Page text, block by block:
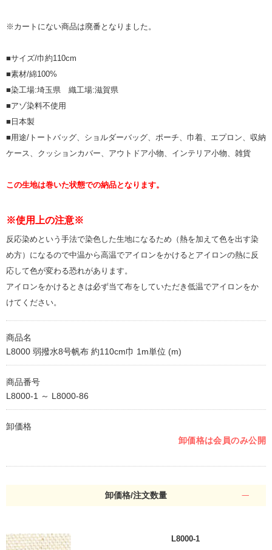
※カートにない商品は廃番となりました。
■サイズ/巾約110cm
■素材/綿100%
■染工場:埼玉県 織工場:滋賀県
■アゾ染料不使用
■日本製
■用途/トートバッグ、ショルダーバッグ、ポーチ、巾着、エプロン、収納
ケース、クッションカバー、アウトドア小物、インテリア小物、雑貨
この生地は巻いた状態での納品となります。
※使用上の注意※
反応染めという手法で染色した生地になるため（熱を加えて色を出す染
め方）になるので中温から高温でアイロンをかけるとアイロンの熱に反
応して色が変わる恐れがあります。
アイロンをかけるときは必ず当て布をしていただき低温でアイロンをか
けてください。
商品名
L8000 弱撥水8号帆布 約110cm巾 1m単位 (m)
商品番号
L8000-1 ～ L8000-86
卸価格
卸価格は会員のみ公開
卸価格/注文数量
L8000-1